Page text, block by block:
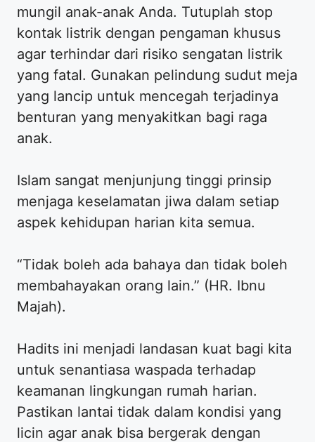
mungil anak-anak Anda. Tutuplah stop
kontak listrik dengan pengaman khusus
agar terhindar dari risiko sengatan listrik
yang fatal. Gunakan pelindung sudut meja
yang lancip untuk mencegah terjadinya
benturan yang menyakitkan bagi raga
anak.
Islam sangat menjunjung tinggi prinsip
menjaga keselamatan jiwa dalam setiap
aspek kehidupan harian kita semua.
“Tidak boleh ada bahaya dan tidak boleh
membahayakan orang lain.” (HR. Ibnu
Majah).
Hadits ini menjadi landasan kuat bagi kita
untuk senantiasa waspada terhadap
keamanan lingkungan rumah harian.
Pastikan lantai tidak dalam kondisi yang
licin agar anak bisa bergerak dengan